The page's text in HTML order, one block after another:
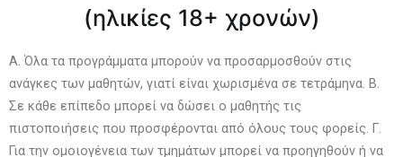
(ηλικίες 18+ χρονών)
Α. Όλα τα προγράμματα μπορούν να προσαρμοσθούν στις
ανάγκες των μαθητών, γιατί είναι χωρισμένα σε τετράμηνα. Β.
Σε κάθε επίπεδο μπορεί να δώσει ο μαθητής τις
πιστοποιήσεις που προσφέρονται από όλους τους φορείς. Γ.
Για την ομοιογένεια των τμημάτων μπορεί να προηγηθούν ή να